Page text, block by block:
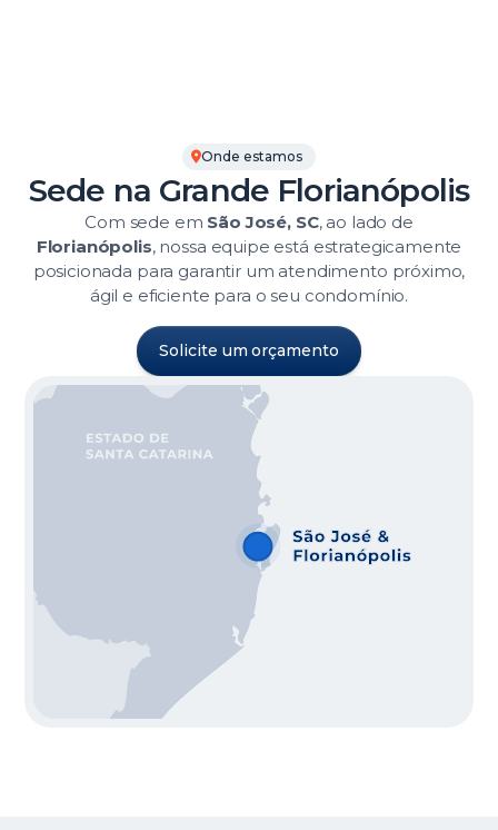
Onde estamos
Sede na Grande Florianópolis
Com sede em São José, SC, ao lado de
Florianópolis, nossa equipe está estrategicamente
posicionada para garantir um atendimento próximo,
ágil e eficiente para o seu condomínio.
Solicite um orçamento